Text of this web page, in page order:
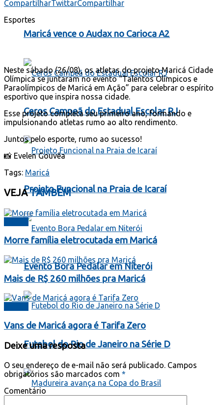
Maricá vence o Audax no Carioca A2
Ceros Campeã do Estadual Escolar RJ
Projeto Funcional na Praia de Icaraí
Evento Bora Pedalar em Niterói
Futebol do Rio de Janeiro na Série D
CompartilharTwittarCompartilhar
Esportes
Neste sábado (26/08), os atletas do projeto Maricá Cidade
Olímpica se juntaram no evento “Talentos Olímpicos e
Paraolímpicos de Maricá em Ação” para celebrar o espírito
esportivo que inspira nossa cidade.
Esse projeto completa seu primeiro ano, formando e
impulsionando atletas rumo ao alto rendimento.
Juntos pelo esporte, rumo ao sucesso!
📸 Evelen Gouvêa
Tags: Maricá
VEJATAMBÉM
Morre família eletrocutada em Maricá
Mais de R$ 260 milhões pra Maricá
Vans de Maricá agora é Tarifa Zero
Deixe uma resposta
O seu endereço de e-mail não será publicado. Campos
obrigatórios são marcados com *
Comentário